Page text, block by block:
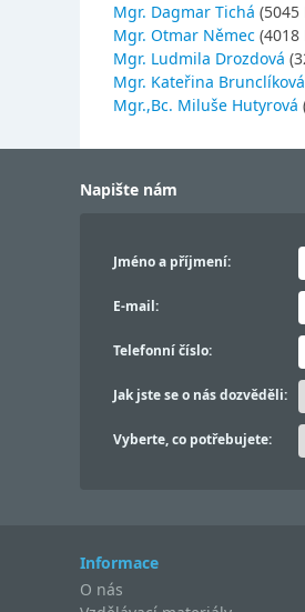
Mgr. Dagmar Tichá (5045
Mgr. Otmar Němec (4018
Mgr. Ludmila Drozdová
Mgr. Kateřina Brunclíková
Mgr.,Bc. Miluše Hutyrová
Napište nám
Jméno a příjmení:
E-mail:
Telefonní číslo:
Jak jste se o nás dozvěděli:
Vyberte, co potřebujete:
Informace
O nás